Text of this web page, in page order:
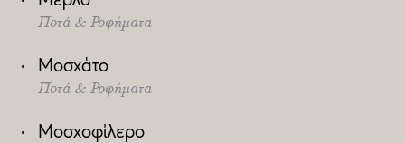
Ποτά & Ροφήματα
Μοσχάτο
Ποτά & Ροφήματα
Μοσχοφίλερο